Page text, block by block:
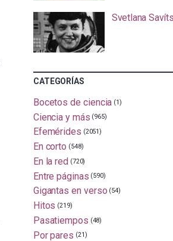
Svetlana
CATEGORÍAS
Bocetos de ciencia (1)
Ciencia y más (965)
Efemérides (2051)
En corto (548)
En la red (720)
Entre páginas (590)
Gigantas en verso (54)
Hitos (219)
Pasatiempos (48)
Por pares (21)